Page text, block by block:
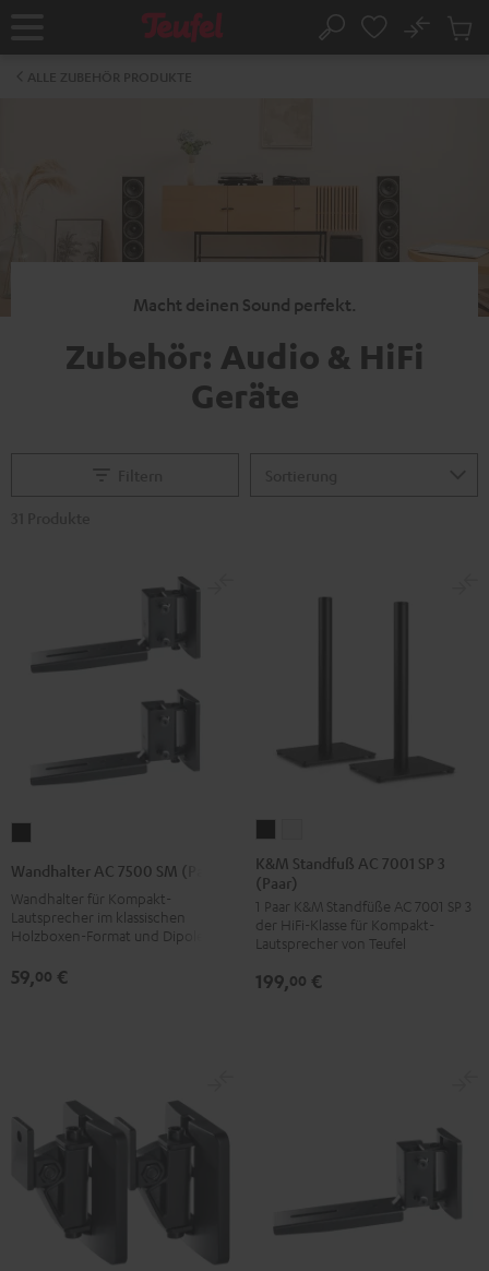
Startseite Suche
No
Macht deinen Sound perfekt.
Zubehör: Audio & HiFi
Geräte
AC
SM
(Paar)
Wandhalter AC 7500 SM (Paar)
Wandhalter für Kompakt-
Lautsprecher im klassischen
Holzboxen-Format und Dipole
59,00 €
Standfuß
AC
7001
SP
(Paar)
Standfuß
7001
SP
(Paar)
K&M Standfuß AC 7001 SP 3
(Paar)
1 Paar K&M Standfüße AC 7001 SP 3
der HiFi-Klasse für Kompakt-
Lautsprecher von Teufel
199,00 €